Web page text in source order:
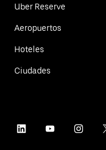
Uber Reserve
Aeropuertos
Hoteles
Ciudades